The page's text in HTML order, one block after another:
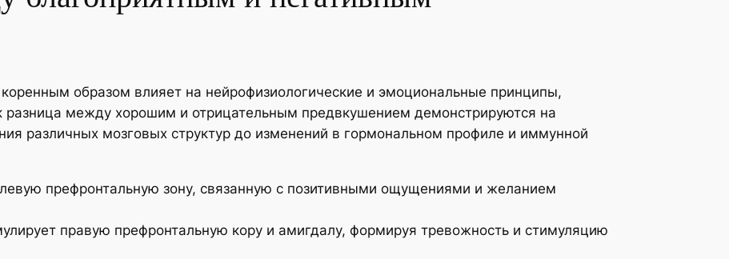
образом влияет на нейрофизиологические и эмоциональные принципы,
разница между хорошим и отрицательным предвкушением демонстрируются на
различных мозговых структур до изменений в гормональном профиле и иммунной
префронтальную зону, связанную с позитивными ощущениями и желанием
правую префронтальную кору и амигдалу, формируя тревожность и стимуляцию